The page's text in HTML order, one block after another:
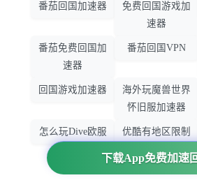
下载App免费加速
番茄回国加速器
免费回国游戏加
速器
番茄免费回国加
速器
番茄回国VPN
回国游戏加速器
海外玩魔兽世界
怀旧服加速器
怎么玩Dive欧服
优酷有地区限制
吗